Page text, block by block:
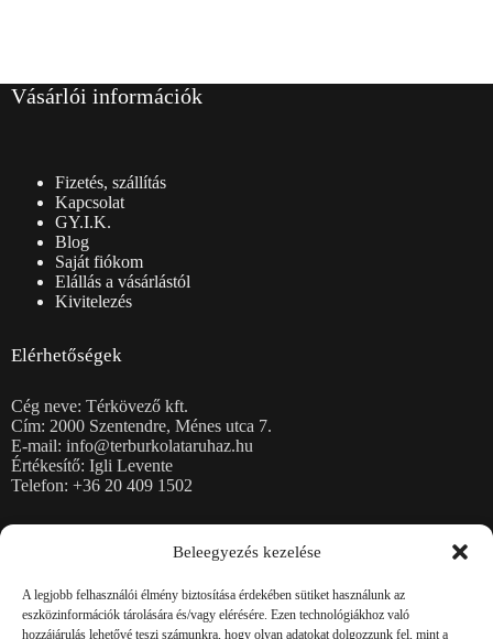
Beleegyezés kezelése
A legjobb felhasználói élmény biztosítása érdekében sütiket használunk az
eszközinformációk tárolására és/vagy elérésére. Ezen technológiákhoz való
hozzájárulás lehetővé teszi számunkra, hogy olyan adatokat dolgozzunk fel, mint a
Vásárlói információk
Fizetés, szállítás
Kapcsolat
GY.I.K.
Blog
Saját fiókom
Elállás a vásárlástól
Kivitelezés
Elérhetőségek
Cég neve: Térkövező kft.
Cím: 2000 Szentendre, Ménes utca 7.
E-mail: info@terburkolataruhaz.hu
Értékesítő: Igli Levente
Telefon: +36 20 409 1502
Kerítéskövek, fedlapok
Rézsűkő, Lépcsőblokkok, Kerti támfalelemek